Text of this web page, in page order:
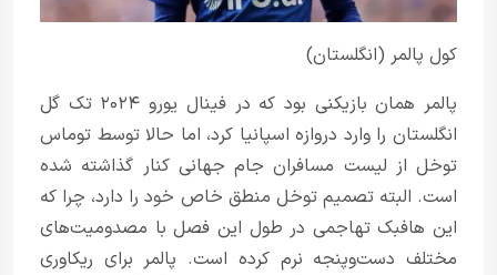
کول پالمر (انگلستان)
پالمر همان بازیکنی بود که در فینال یورو ۲۰۲۴ تک گل
انگلستان را وارد دروازه اسپانیا کرد، اما حالا توسط توماس
توخل از لیست مسافران جام جهانی کنار گذاشته شده
است. البته تصمیم توخل منطق خاص خود را دارد، چرا که
این هافبک تهاجمی در طول این فصل با مصدومیت‌های
مختلف دست‌وپنجه نرم کرده است. پالمر برای ریکاوری